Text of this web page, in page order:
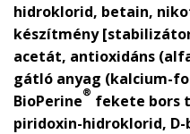
hidroklorid, betain,
készítmény
acetát, antioxidáns
gátló anyag (kalcium-
BioPerine® fekete bors
piridoxin-hidroklorid,